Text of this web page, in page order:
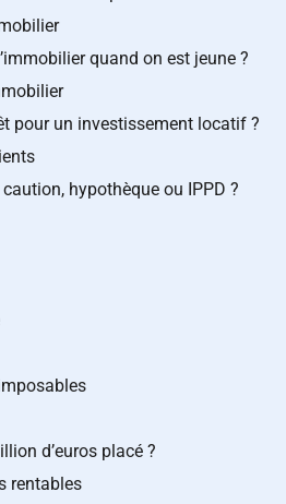
quand on est jeune ?
pour un investissement locatif ?
hypothèque ou IPPD ?
d’euros placé ?
rentables